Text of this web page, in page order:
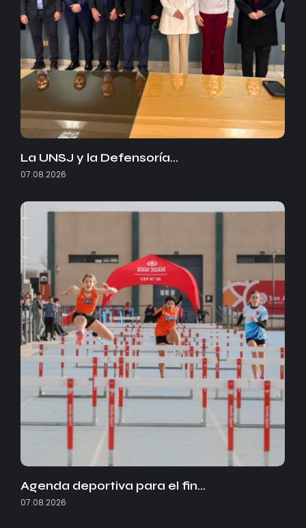
La UNSJ y la Defensoría…
07.08.2026
Agenda deportiva para el fin…
07.08.2026